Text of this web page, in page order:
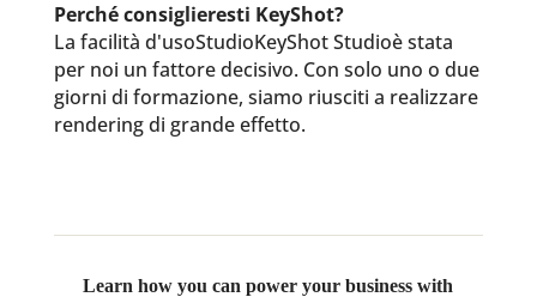
Perché consiglieresti KeyShot?
La facilità d'usoStudioKeyShot Studioè stata
per noi un fattore decisivo. Con solo uno o due
giorni di formazione, siamo riusciti a realizzare
rendering di grande effetto.
Learn how you can power your business with